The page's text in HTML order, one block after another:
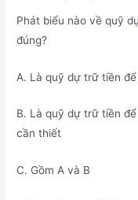
Phát biểu nào về quỹ
đúng?
A. Là quỹ dự trữ tiền
B. Là quỹ dự trữ tiền
cần thiết
C. Gồm A và B